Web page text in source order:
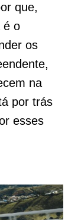
que,
é o
os
na
por trás
esses